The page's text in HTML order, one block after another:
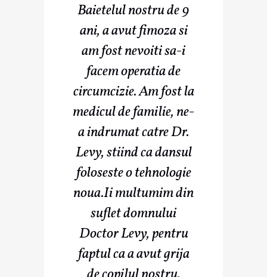
Baietelul nostru de 9
ani, a avut fimoza si
am fost nevoiti sa-i
facem operatia de
circumcizie. Am fost la
medicul de familie, ne-
a indrumat catre Dr.
Levy, stiind ca dansul
foloseste o tehnologie
noua.Ii multumim din
suflet domnului
Doctor Levy, pentru
faptul ca a avut grija